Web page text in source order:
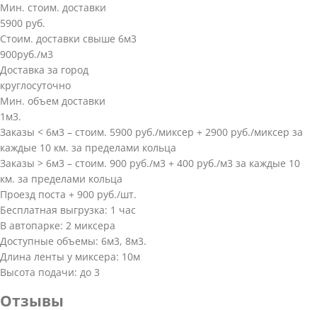
Мин. стоим. доставки
5900 руб.
Стоим. доставки свыше 6м3
900руб./м3
Доставка за город
круглосуточно
Мин. объем доставки
1м3.
Заказы < 6м3 – стоим. 5900 руб./миксер + 2900 руб./миксер за
каждые 10 км. за пределами кольца
Заказы > 6м3 – стоим. 900 руб./м3 + 400 руб./м3 за каждые 10
км. за пределами кольца
Проезд поста + 900 руб./шт.
Бесплатная выгрузка: 1 час
В автопарке: 2 миксера
Доступные объемы: 6м3, 8м3.
Длина ленты у миксера: 10м
Высота подачи: до 3
Отзывы